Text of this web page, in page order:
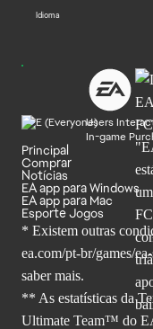
Idioma
Users
In-game
Principal
Comprar
Notícias
EA app para Windows
EA app para Mac
Esporte Jogos
* Existem outras
ea.com/pt-br/games/
saber mais.
** As estatísticas da
Ultimate Team™ do